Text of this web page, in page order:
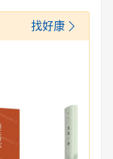
找好康